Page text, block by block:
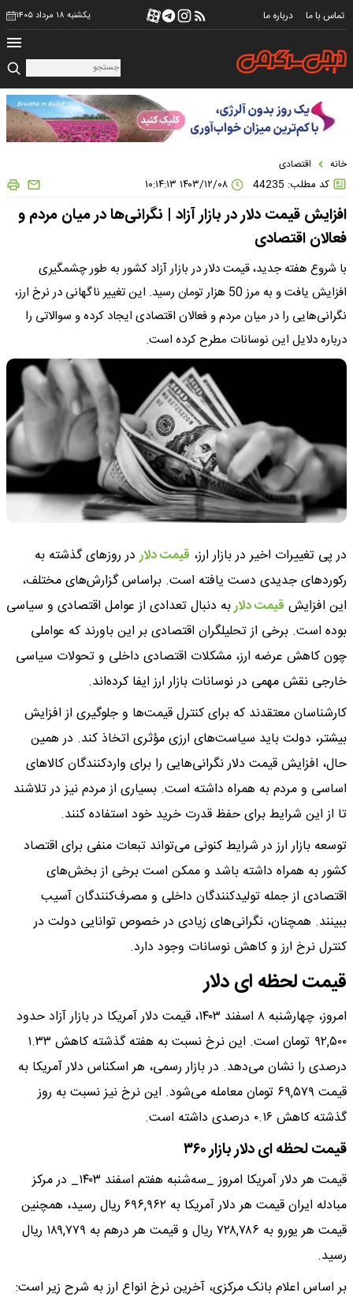
تماس با ما درباره ما یکشنبه ۱۸ مرداد ۱۴۰۵
خانه اقتصادی
کد مطلب: 44235
افزایش قیمت دلار در بازار آزاد | نگرانی‌ها در میان مردم و
فعالان اقتصادی
با شروع هفته جدید، قیمت دلار در بازار آزاد کشور به طور چشمگیری
افزایش یافت و به مرز 50 هزار تومان رسید. این تغییر ناگهانی در نرخ ارز،
نگرانی‌هایی را در میان مردم و فعالان اقتصادی ایجاد کرده و سوالاتی را
درباره دلایل این نوسانات مطرح کرده است.
در پی تغییرات اخیر در بازار ارز، قیمت دلاردر روزهای گذشته به
رکوردهای جدیدی دست یافته است. براساس گزارش‌های مختلف،
این افزایش قیمت دلاربه دنبال تعدادی از عوامل اقتصادی و سیاسی
بوده است. برخی از تحلیلگران اقتصادی بر این باورند که عواملی
چون کاهش عرضه ارز، مشکلات اقتصادی داخلی و تحولات سیاسی
خارجی نقش مهمی در نوسانات بازار ارز ایفا کرده‌اند.
کارشناسان معتقدند که برای کنترل قیمت‌ها و جلوگیری از افزایش
بیشتر، دولت باید سیاست‌های ارزی مؤثری اتخاذ کند. در همین
حال، افزایش قیمت دلار نگرانی‌هایی را برای واردکنندگان کالاهای
اساسی و مردم به همراه داشته است. بسیاری از مردم نیز در تلاشند
تا از این شرایط برای حفظ قدرت خرید خود استفاده کنند.
توسعه بازار ارز در شرایط کنونی می‌تواند تبعات منفی برای اقتصاد
کشور به همراه داشته باشد و ممکن است برخی از بخش‌های
اقتصادی از جمله تولیدکنندگان داخلی و مصرف‌کنندگان آسیب
ببینند. همچنان، نگرانی‌های زیادی در خصوص توانایی دولت در
کنترل نرخ ارز و کاهش نوسانات وجود دارد.
قیمت لحظه ای دلار
امروز، چهارشنبه ۸ اسفند ۱۴۰۳، قیمت دلار آمریکا در بازار آزاد حدود
۹۲,۵۰۰ تومان است. این نرخ نسبت به هفته گذشته کاهش ۱.۳۳
درصدی را نشان می‌دهد. در بازار رسمی، هر اسکناس دلار آمریکا به
قیمت ۶۹,۵۷۹ تومان معامله می‌شود. این نرخ نیز نسبت به روز
گذشته کاهش ۰.۱۶ درصدی داشته است.
قیمت لحظه ای دلار بازار ۳۶۰
قیمت هر دلار آمریکا امروز _سه‌شنبه هفتم اسفند ۱۴۰۳_ در مرکز
مبادله ایران قیمت هر دلار آمریکا به ۶۹۶,۹۶۲ ریال رسید، همچنین
قیمت هر یورو به ۷۲۸,۷۸۶ ریال و قیمت هر درهم به ۱۸۹,۷۷۹ ریال
رسید.
بر اساس اعلام بانک مرکزی، آخرین نرخ انواع ارز به شرح زیر است: